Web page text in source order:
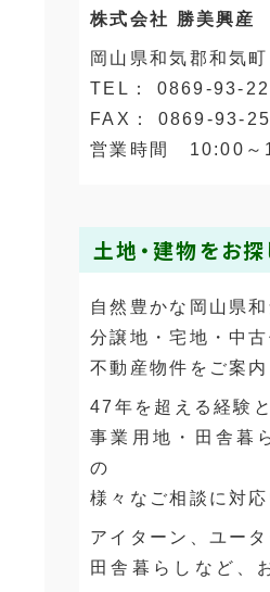
株式会社 勝美興産
岡山県和気郡和気
TEL： 0869-93-
FAX： 0869-93-
営業時間 10:00～
土地・建物をお探
自然豊かな岡山県
分譲地・宅地・中
不動産物件をご案内
47年を超える経験
事業用地・田舎暮
の
様々なご相談に対応
アイターン、ユー
田舎暮らしなど、